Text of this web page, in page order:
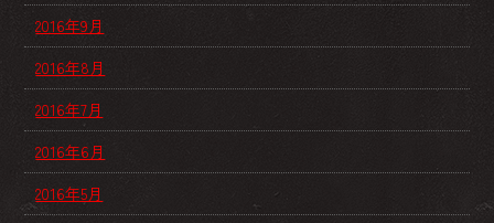
2016年9月
2016年8月
2016年7月
2016年6月
2016年5月